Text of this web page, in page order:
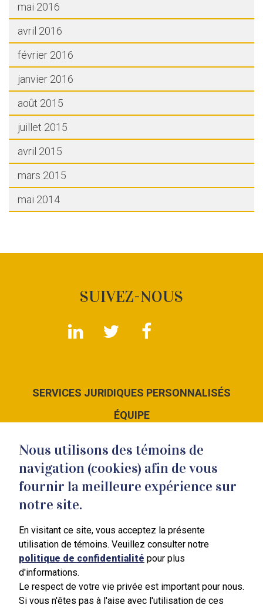
mai 2016
avril 2016
février 2016
janvier 2016
août 2015
juillet 2015
avril 2015
mars 2015
mai 2014
SUIVEZ-NOUS
SERVICES JURIDIQUES PERSONNALISÉS
ÉQUIPE
NOUS JOINDRE
351 Blain
Mont-Saint-Hilaire
J3H 3B4
Nous utilisons des témoins de
navigation (cookies) afin de vous
fournir la meilleure expérience sur
notre site.
En visitant ce site, vous acceptez la présente
utilisation de témoins. Veuillez consulter notre
politique de confidentialité pour plus
d'informations.
Le respect de votre vie privée est important pour nous.
Si vous n'êtes pas à l'aise avec l'utilisation de ces